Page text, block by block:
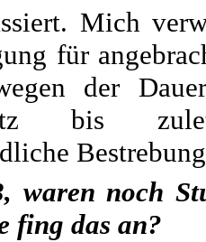
Mich
für
der
bis
waren noch
fing das an?